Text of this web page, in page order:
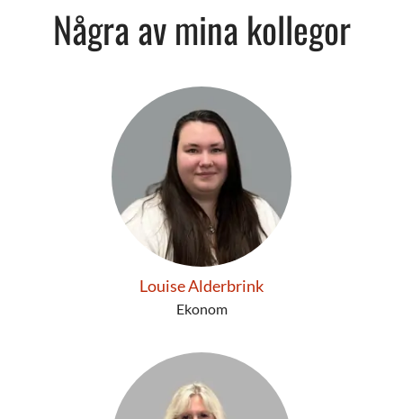
Några av mina kollegor
Louise Alderbrink
Ekonom